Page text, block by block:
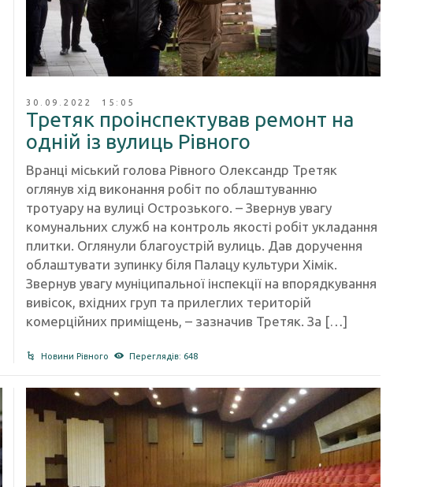
30.09.2022 15:05
Третяк проінспектував ремонт на
одній із вулиць Рівного
Вранці міський голова Рівного Олександр Третяк
оглянув хід виконання робіт по облаштуванню
тротуару на вулиці Острозького. – Звернув увагу
комунальних служб на контроль якості робіт укладання
плитки. Оглянули благоустрій вулиць. Дав доручення
облаштувати зупинку біля Палацу культури Хімік.
Звернув увагу муніципальної інспекції на впорядкування
вивісок, вхідних груп та прилеглих територій
комерційних приміщень, – зазначив Третяк. За […]
Новини Рівного Переглядів: 648